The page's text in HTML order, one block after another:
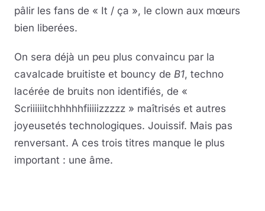
pâlir les fans de « It / ça », le clown aux mœurs
bien liberées.
On sera déjà un peu plus convaincu par la
cavalcade bruitiste et bouncy de B1, techno
lacérée de bruits non identifiés, de «
Scriiiiiitchhhhhfiiiiizzzzz » maîtrisés et autres
joyeusetés technologiques. Jouissif. Mais pas
renversant. A ces trois titres manque le plus
important : une âme.